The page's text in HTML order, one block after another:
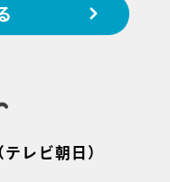
（テレビ朝日）